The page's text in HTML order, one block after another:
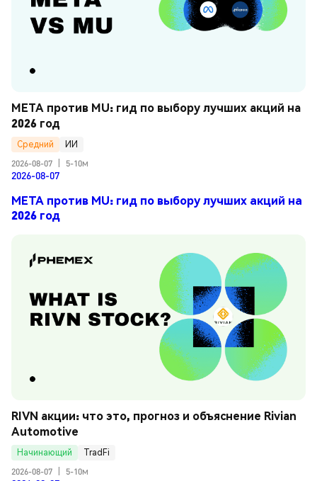
META против MU: гид по выбору лучших акций на
2026 год
Средний
ИИ
2026-08-07
5-10м
2026-08-07
META против MU: гид по выбору лучших акций на
2026 год
RIVN акции: что это, прогноз и объяснение Rivian
Automotive
Начинающий
TradFi
2026-08-07
5-10м